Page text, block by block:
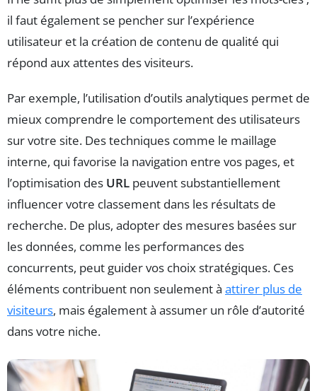
il faut également se pencher sur l’expérience
utilisateur et la création de contenu de qualité qui
répond aux attentes des visiteurs.
Par exemple, l’utilisation d’outils analytiques permet de
mieux comprendre le comportement des utilisateurs
sur votre site. Des techniques comme le maillage
interne, qui favorise la navigation entre vos pages, et
l’optimisation des URL peuvent substantiellement
influencer votre classement dans les résultats de
recherche. De plus, adopter des mesures basées sur
les données, comme les performances des
concurrents, peut guider vos choix stratégiques. Ces
éléments contribuent non seulement à attirer plus de
visiteurs, mais également à assumer un rôle d’autorité
dans votre niche.